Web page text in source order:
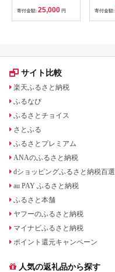
寄付金額: 25,000 円 寄付金額:
サイト比較
楽天ふるさと納税
ふるなび
ふるさとチョイス
さとふる
ふるさとプレミアム
ANAのふるさと納税
dショッピングふるさと納税百選
au PAY ふるさと納税
ふるさと本舗
ヤフーのふるさと納税
マイナビふるさと納税
ポイント還元キャンペーン
人気の返礼品から探す